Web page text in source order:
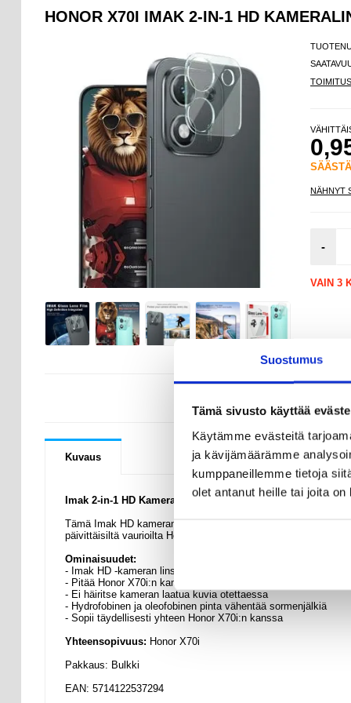
Suostumus
Tämä sivusto käyttää
Käytämme evästeitä
ja kävijämäärämme
kumppaneillemme tietoja
olet antanut heille tai joita
HONOR X70I IMAK 2-IN-1 HD
NÄHNYT
-
VAIN 3
Kuvaus
Imak 2-in-1 HD Kameralinssien Panssarilasi - Honor X70i
Tämä Imak HD kameran karkaistu Panssarilasi pitää
päivittäisiltä vaurioilta Honor X70i:n kameraa. Lisäksi
Ominaisuudet:
- Imak HD -kameran linssin karkaistu Panssarilasi Honor
- Pitää Honor X70i:n kameran suojattuna naarmuilta ja iskuilta
- Ei häiritse kameran laatua kuvia otettaessa
- Hydrofobinen ja oleofobinen pinta vähentää sormenjälkiä
- Sopii täydellisesti yhteen Honor X70i:n kanssa
Yhteensopivuus: Honor X70i
Pakkaus: Bulkki
EAN: 5714122537294